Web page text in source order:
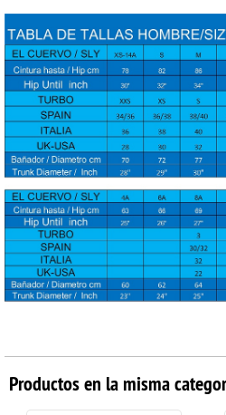
Productos en la misma